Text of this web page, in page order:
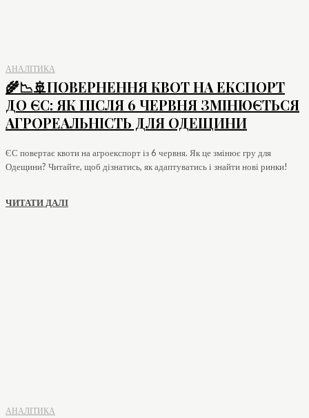
АНАЛІТИКА
🌾📉🚢ПОВЕРНЕННЯ КВОТ НА ЕКСПОРТ
ДО ЄС: ЯК ПІСЛЯ 6 ЧЕРВНЯ ЗМІНЮЄТЬСЯ
АГРОРЕАЛЬНІСТЬ ДЛЯ ОДЕЩИНИ
ЄС повертає квоти на агроекспорт із 6 червня. Як це змінює гру для
Одещини? Читайте, щоб дізнатись, як адаптуватись і знайти нові ринки!
ЧИТАТИ ДАЛІ
АНАЛІТИКА